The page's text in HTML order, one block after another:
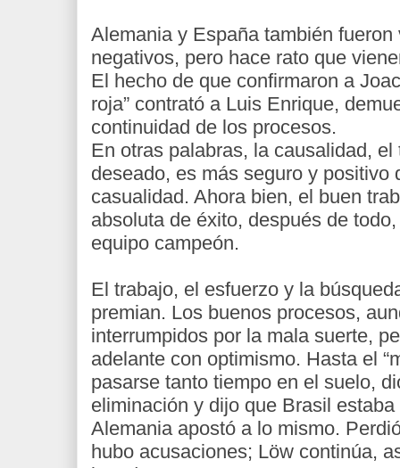
Alemania y España también
negativos, pero hace rato que
El hecho de que confirmaron a
roja” contrató a Luis Enrique,
continuidad de los procesos.
En otras palabras, la causalidad,
deseado, es más seguro y positivo
casualidad. Ahora bien, el buen
absoluta de éxito, después de
equipo campeón.
El trabajo, el esfuerzo y la
premian. Los buenos procesos,
interrumpidos por la mala suerte,
adelante con optimismo. Hasta el
pasarse tanto tiempo en el suelo,
eliminación y dijo que Brasil
Alemania apostó a lo mismo.
hubo acusaciones; Löw continúa,